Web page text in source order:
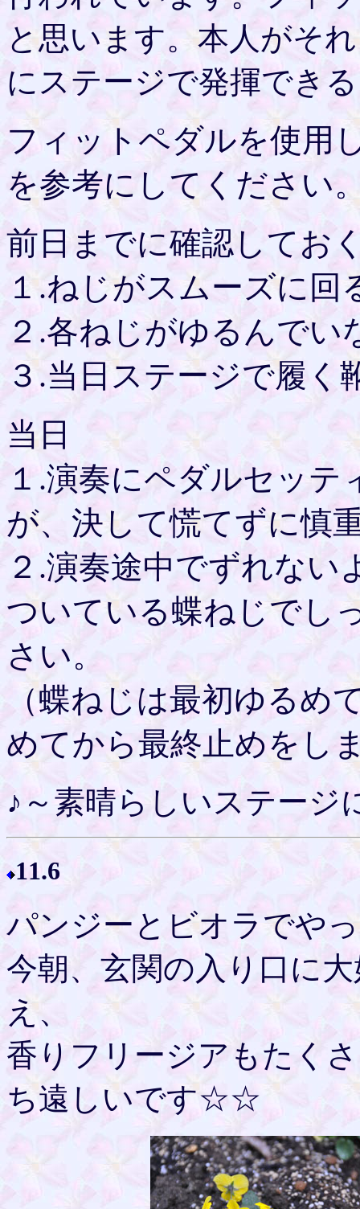
と思います。本人がそ
にステージで発揮でき
フィットペダルを使用
を参考にしてください
前日までに確認してお
１.ねじがスムーズに
２.各ねじがゆるんでい
３.当日ステージで履く
当日
１.演奏にペダルセッ
が、決して慌てずに慎
２.演奏途中でずれない
ついている蝶ねじでし
さい。
（蝶ねじは最初ゆるめ
めてから最終止めをし
♪～素晴らしいステー
11.6
パンジーとビオラでや
今朝、玄関の入り口に
え、
香りフリージアもたく
ち遠しいです☆☆